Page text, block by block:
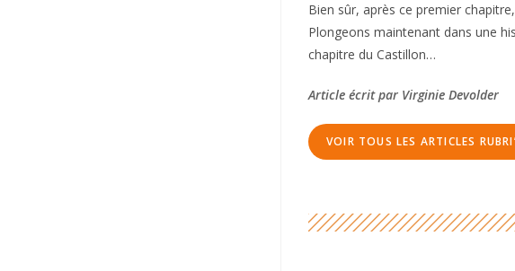
Bien sûr, après ce premier
Plongeons maintenant dans une
chapitre du Castillon…
Article écrit par Virginie Devolder
VOIR TOUS LES ARTICLES